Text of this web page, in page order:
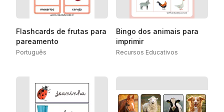
Flashcards de frutas para
pareamento
Português
Bingo dos animais para
imprimir
Recursos Educativos